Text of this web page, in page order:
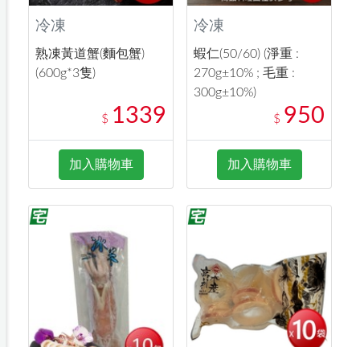
冷凍
熟凍黃道蟹(麵包蟹)
(600g*3隻)
$ 1339
加入購物車
冷凍
蝦仁(50/60) (淨重 :
270g±10% ; 毛重 :
300g±10%)
$ 950
加入購物車